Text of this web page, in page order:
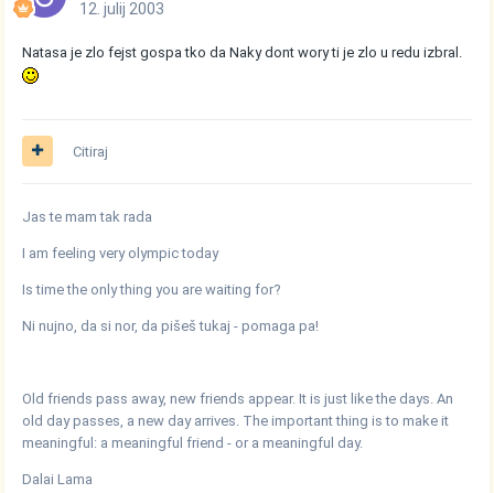
12. julij 2003
Natasa je zlo fejst gospa tko da Naky dont wory ti je zlo u redu izbral.
Citiraj
Jas te mam tak rada
I am feeling very olympic today
Is time the only thing you are waiting for?
Ni nujno, da si nor, da pišeš tukaj - pomaga pa!
Old friends pass away, new friends appear. It is just like the days. An
old day passes, a new day arrives. The important thing is to make it
meaningful: a meaningful friend - or a meaningful day.
Dalai Lama